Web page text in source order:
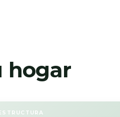
hogar
ESTRUCTURA